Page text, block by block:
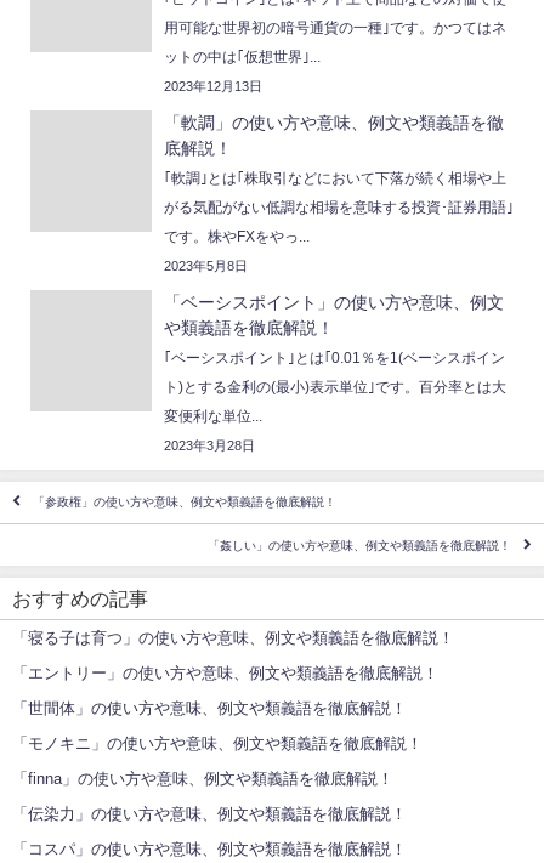
用可能な世界初の暗号通貨の一種｣です。かつてはネ
ットの中は｢仮想世界｣...
2023年12月13日
「軟調」の使い方や意味、例文や類義語を徹
底解説！
｢軟調｣とは｢株取引などにおいて下落が続く相場や上
がる気配がない低調な相場を意味する投資･証券用語｣
です。株やFXをやっ...
2023年5月8日
「ベーシスポイント」の使い方や意味、例文
や類義語を徹底解説！
｢ベーシスポイント｣とは｢0.01％を1(ベーシスポイン
ト)とする金利の(最小)表示単位｣です。百分率とは大
変便利な単位...
2023年3月28日
「参政権」の使い方や意味、例文や類義語を徹底解説！
「姦しい」の使い方や意味、例文や類義語を徹底解説！
おすすめの記事
「寝る子は育つ」の使い方や意味、例文や類義語を徹底解説！
「エントリー」の使い方や意味、例文や類義語を徹底解説！
「世間体」の使い方や意味、例文や類義語を徹底解説！
「モノキニ」の使い方や意味、例文や類義語を徹底解説！
「finna」の使い方や意味、例文や類義語を徹底解説！
「伝染力」の使い方や意味、例文や類義語を徹底解説！
「コスパ」の使い方や意味、例文や類義語を徹底解説！